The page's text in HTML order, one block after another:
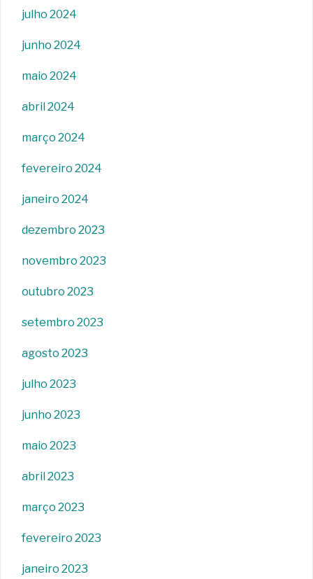
julho 2024
junho 2024
maio 2024
abril 2024
março 2024
fevereiro 2024
janeiro 2024
dezembro 2023
novembro 2023
outubro 2023
setembro 2023
agosto 2023
julho 2023
junho 2023
maio 2023
abril 2023
março 2023
fevereiro 2023
janeiro 2023